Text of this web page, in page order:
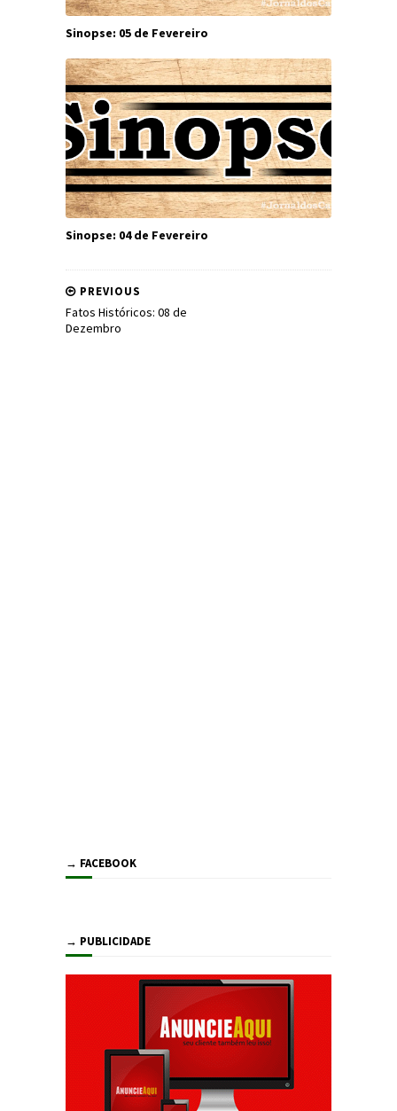
Sinopse: 05 de Fevereiro
Sinopse: 04 de Fevereiro
PREVIOUS
Fatos Históricos: 08 de
Dezembro
→ FACEBOOK
→ PUBLICIDADE